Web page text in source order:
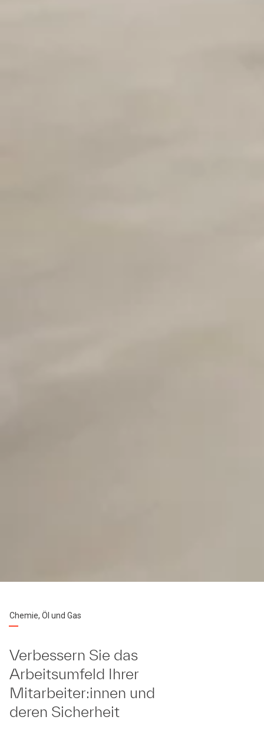
Chemie, Öl und Gas
Verbessern Sie das
Arbeitsumfeld Ihrer
Mitarbeiter:innen und
deren Sicherheit